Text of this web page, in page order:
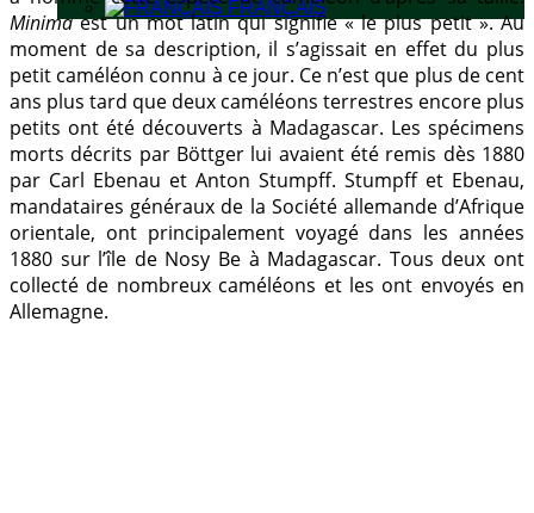
FRANÇAIS
Minimaest un mot latin qui signifie « le plus petit ». Au
moment de sa description, il s’agissait en effet du plus
petit caméléon connu à ce jour. Ce n’est que plus de cent
ans plus tard que deux caméléons terrestres encore plus
petits ont été découverts à Madagascar. Les spécimens
morts décrits par Böttger lui avaient été remis dès 1880
par Carl Ebenau et Anton Stumpff. Stumpff et Ebenau,
mandataires généraux de la Société allemande d’Afrique
orientale, ont principalement voyagé dans les années
1880 sur l’île de Nosy Be à Madagascar. Tous deux ont
collecté de nombreux caméléons et les ont envoyés en
Allemagne.